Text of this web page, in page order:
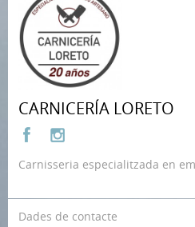
CARNICERÍA LORETO
Carnisseria especialitzada en
Dades de contacte